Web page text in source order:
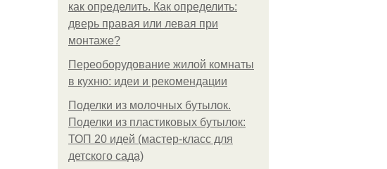
как определить. Как определить:
дверь правая или левая при
монтаже?
Переоборудование жилой комнаты
в кухню: идеи и рекомендации
Поделки из молочных бутылок.
Поделки из пластиковых бутылок:
ТОП 20 идей (мастер-класс для
детского сада)